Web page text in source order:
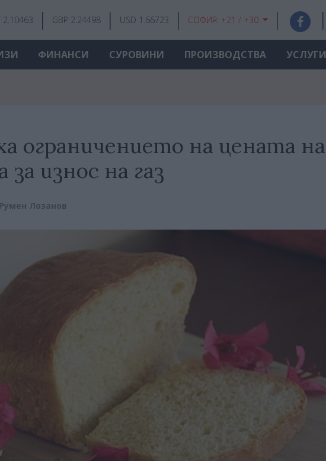
2.10463 GBP 2.24498 USD 1.66723 СОФИЯ: +21 / +30
ФИНАНСИ СУРОВИНИ ПРОИЗВОДСТВА УСЛУГИ
ограничението на цената на
за износ на газ
Румен Лозанов